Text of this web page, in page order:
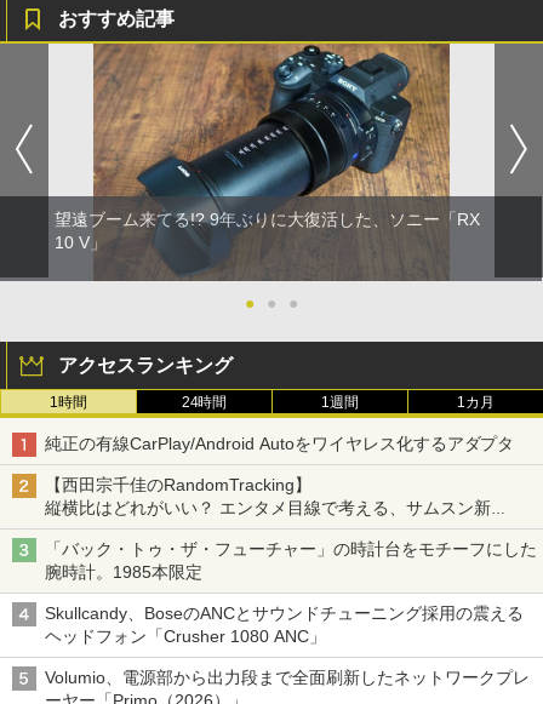
おすすめ記事
望遠ブーム来てる!? 9年ぶりに大復活した、ソニー「RX
10 V」
● ● ●
アクセスランキング
1時間 24時間 1週間 1カ月
純正の有線CarPlay/Android Autoをワイヤレス化するアダプタ
【西田宗千佳のRandomTracking】
縦横比はどれがいい？ エンタメ目線で考える、サムスン新
「Galaxy Z Fold」
「バック・トゥ・ザ・フューチャー」の時計台をモチーフにした
腕時計。1985本限定
Skullcandy、BoseのANCとサウンドチューニング採用の震える
ヘッドフォン「Crusher 1080 ANC」
Volumio、電源部から出力段まで全面刷新したネットワークプレ